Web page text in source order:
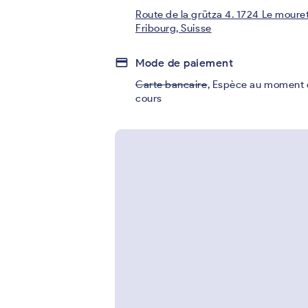
Route de la grütza 4. 1724 Le
Fribourg, Suisse
credit_card Mode de paiement
Carte bancaire, Espèce au moment
cours